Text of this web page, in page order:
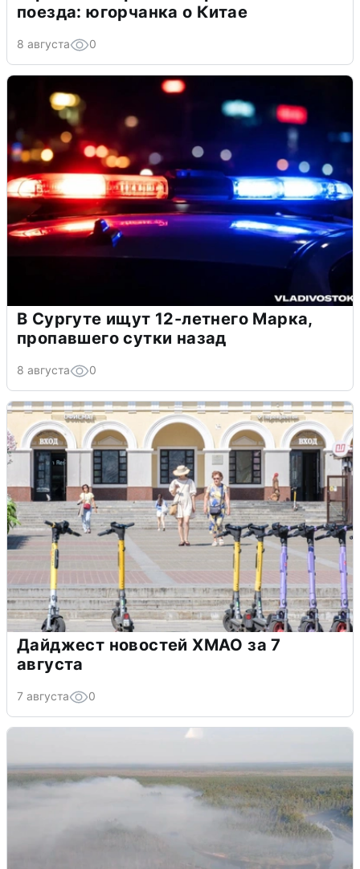
поезда: югорчанка о Китае
8 августа 0
В Сургуте ищут 12-летнего Марка,
пропавшего сутки назад
8 августа 0
Дайджест новостей ХМАО за 7
августа
7 августа 0